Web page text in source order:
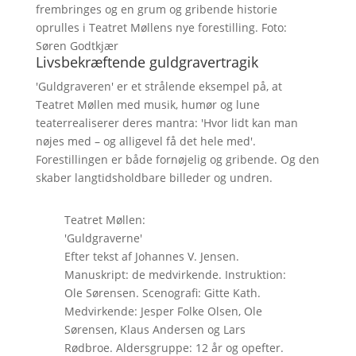
frembringes og en grum og gribende historie
oprulles i Teatret Møllens nye forestilling. Foto:
Søren Godtkjær
Livsbekræftende guldgravertragik
'Guldgraveren' er et strålende eksempel på, at
Teatret Møllen med musik, humør og lune
teaterrealiserer deres mantra: 'Hvor lidt kan man
nøjes med – og alligevel få det hele med'.
Forestillingen er både fornøjelig og gribende. Og den
skaber langtidsholdbare billeder og undren.
Teatret Møllen:
'Guldgraverne'
Efter tekst af Johannes V. Jensen.
Manuskript: de medvirkende. Instruktion:
Ole Sørensen. Scenografi: Gitte Kath.
Medvirkende: Jesper Folke Olsen, Ole
Sørensen, Klaus Andersen og Lars
Rødbroe. Aldersgruppe: 12 år og opefter.